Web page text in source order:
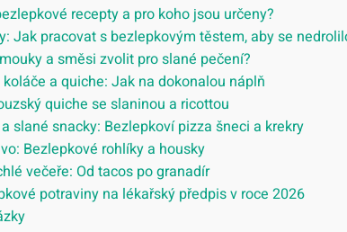
recepty a pro koho jsou určeny?
Jak pracovat s bezlepkovým těstem, aby se
a směsi zvolit pro slané pečení?
a quiche: Jak na dokonalou náplň
quiche se slaninou a ricottou
slané snacky: Bezlepkoví pizza šneci a krekry
Bezlepkové rohlíky a housky
večeře: Od tacos po granadír
potraviny na lékařský předpis v roce 2026